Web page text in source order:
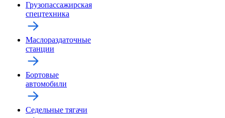
Грузопассажирская
спецтехника
Маслораздаточные
станции
Бортовые
автомобили
Седельные тягачи